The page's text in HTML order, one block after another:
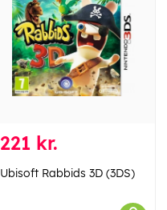
221 kr.
Ubisoft Rabbids 3D (3DS)